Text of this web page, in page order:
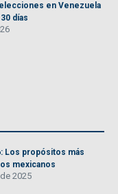
en Venezuela
días
Los propósitos más
mexicanos
2025